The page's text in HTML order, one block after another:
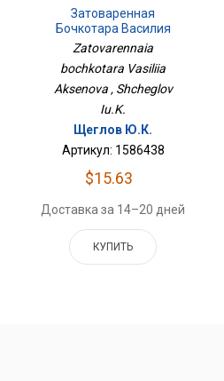
Затоваренная
Бочкотара Василия
Аксенова
Zatovarennaia
bochkotara Vasiliia
Aksenova , Shcheglov
Iu.K.
Щеглов Ю.К.
Артикул: 1586438
$15.63
Доставка за 14–20 дней
КУПИТЬ